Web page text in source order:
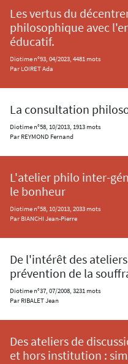
Les vertus du
philosophique avec
éducatif.
Diotime n°93, 04/2023, 4481 mots
Par LOIRET Ada
La consultation
Diotime n°58, 10/2013, 1913 mots
Par REYMOND Fernand
L'atelier philo inter-
le bonheur
Diotime n°58, 10/2013, 2033 mots
Par BIANCHI Jean-Pierre
De l'intérêt des
prévention de la
Diotime n°37, 07/2008, 3231 mots
Par RIBALET Jean
Des ateliers de
et hors institution :